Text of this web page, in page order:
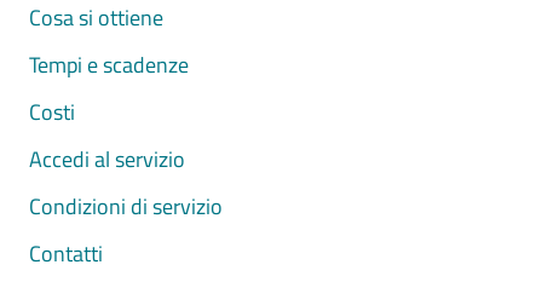
Cosa si ottiene
Tempi e scadenze
Costi
Accedi al servizio
Condizioni di servizio
Contatti